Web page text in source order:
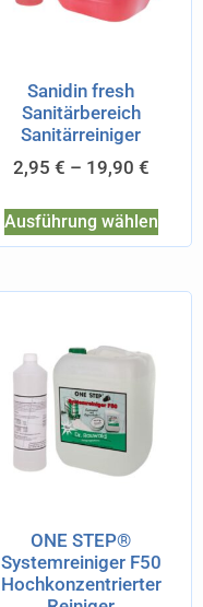
Sanidin fresh
Sanitärbereich
Sanitärreiniger
2,95 € – 19,90 €
Ausführung wählen
ONE STEP®
Systemreiniger F50
Hochkonzentrierter